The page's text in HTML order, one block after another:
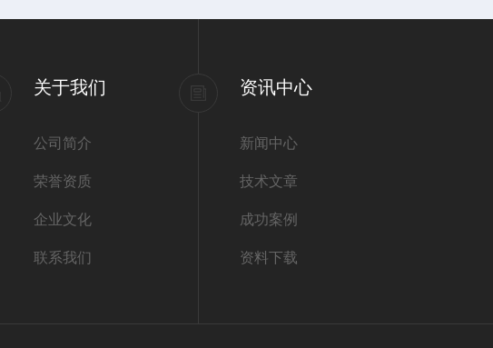
关于我们
公司简介
荣誉资质
企业文化
联系我们
资讯中心
新闻中心
技术文章
成功案例
资料下载